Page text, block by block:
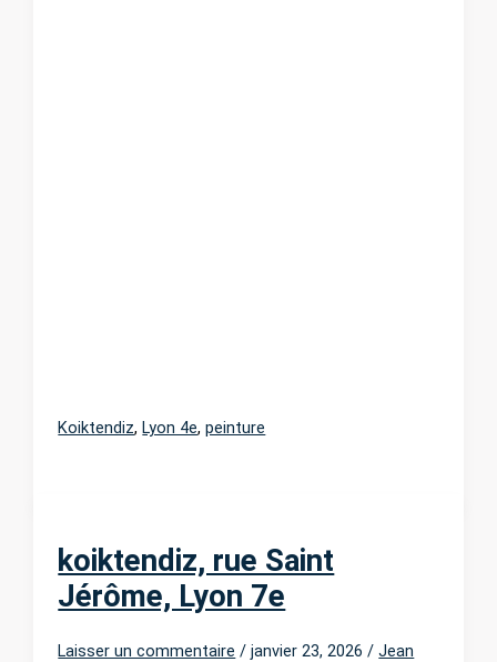
Koiktendiz,Lyon 4e,peinture
koiktendiz, rue Saint
Jérôme, Lyon 7e
Laisser un commentaire /janvier 23, 2026/Jean